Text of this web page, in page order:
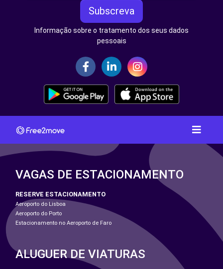
Subscreva
Informação sobre o tratamento dos seus dados
pessoais
VAGAS DE ESTACIONAMENTO
RESERVE ESTACIONAMENTO
Aeroporto do Lisboa
Aeroporto do Porto
Estacionamento no Aeroporto de Faro
ALUGUER DE VIATURAS